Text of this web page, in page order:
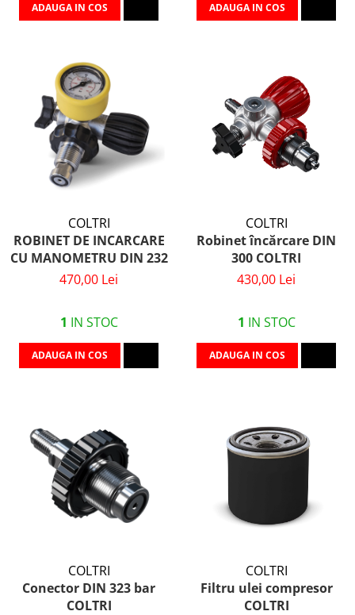
ADAUGA IN COS ADAUGA IN COS
COLTRI
ROBINET DE INCARCARE
CU MANOMETRU DIN 232
470,00 Lei
1 IN STOC
ADAUGA IN COS
COLTRI
Robinet încărcare DIN
300 COLTRI
430,00 Lei
1 IN STOC
ADAUGA IN COS
COLTRI
Conector DIN 323 bar
COLTRI
COLTRI
Filtru ulei compresor
COLTRI